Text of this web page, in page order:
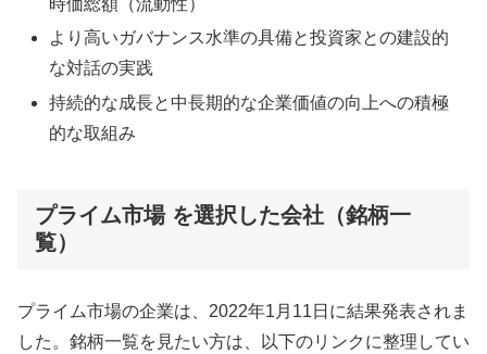
時価総額（流動性）
より⾼いガバナンス⽔準の具備と投資家との建設的
な対話の実践
持続的な成⻑と中⻑期的な企業価値の向上への積極
的な取組み
プライム市場 を選択した会社（銘柄一
覧）
プライム市場の企業は、2022年1月11日に結果発表されま
した。銘柄一覧を見たい方は、以下のリンクに整理してい